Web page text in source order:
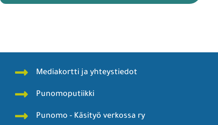
Mediakortti ja yhteystiedot
Punomoputiikki
Punomo - Käsityö verkossa ry